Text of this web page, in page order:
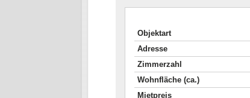
Objektart
Adresse
Zimmerzahl
Wohnfläche (ca.)
Mietpreis